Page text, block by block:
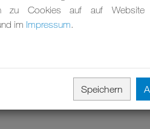
zu Cookies auf auf
im Impressum.
Speichern